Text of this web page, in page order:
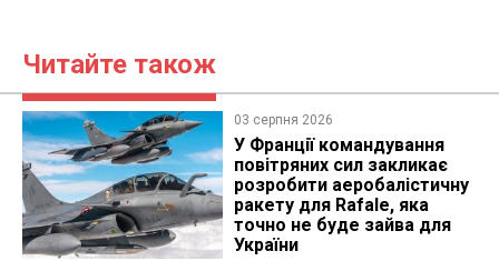
Читайте також
03 серпня 2026
У Франції командування
повітряних сил закликає
розробити аеробалістичну
ракету для Rafale, яка
точно не буде зайва для
України